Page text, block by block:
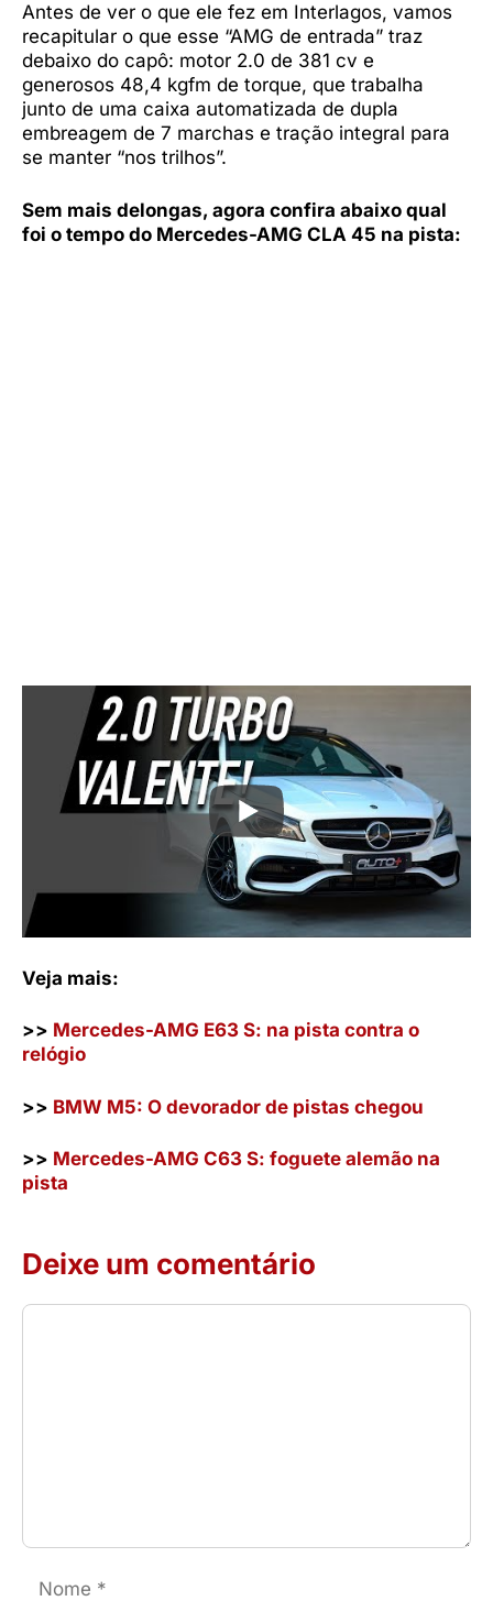
Antes de ver o que ele fez em Interlagos, vamos
recapitular o que esse “AMG de entrada” traz
debaixo do capô: motor 2.0 de 381 cv e
generosos 48,4 kgfm de torque, que trabalha
junto de uma caixa automatizada de dupla
embreagem de 7 marchas e tração integral para
se manter “nos trilhos”.
Sem mais delongas, agora confira abaixo qual
foi o tempo do Mercedes-AMG CLA 45 na pista:
Veja mais:
>> Mercedes-AMG E63 S: na pista contra o
relógio
>> BMW M5: O devorador de pistas chegou
>> Mercedes-AMG C63 S: foguete alemão na
pista
Deixe um comentário
Comentário